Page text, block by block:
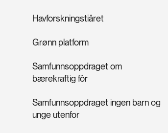
Havforskningstiåret
Grønn platform
Samfunnsoppdraget om
bærekraftig fôr
Samfunnsoppdraget ingen barn og
unge utenfor